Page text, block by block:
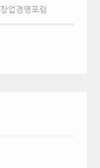
창업경영포럼